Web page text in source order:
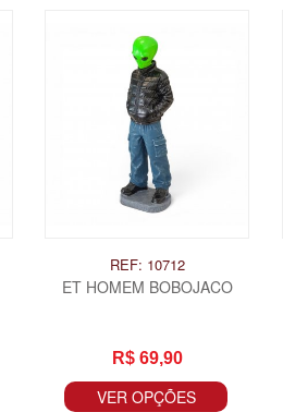
REF: 10712
ET HOMEM BOBOJACO
R$ 69,90
VER OPÇÕES